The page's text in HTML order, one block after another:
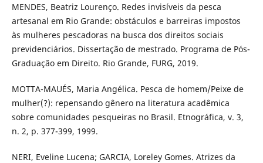
MENDES, Beatriz Lourenço. Redes invisíveis da pesca
artesanal em Rio Grande: obstáculos e barreiras impostos
às mulheres pescadoras na busca dos direitos sociais
previdenciários. Dissertação de mestrado. Programa de Pós-
Graduação em Direito. Rio Grande, FURG, 2019.
MOTTA-MAUÉS, Maria Angélica. Pesca de homem/Peixe de
mulher(?): repensando gênero na literatura acadêmica
sobre comunidades pesqueiras no Brasil. Etnográfica, v. 3,
n. 2, p. 377-399, 1999.
NERI, Eveline Lucena; GARCIA, Loreley Gomes. Atrizes da